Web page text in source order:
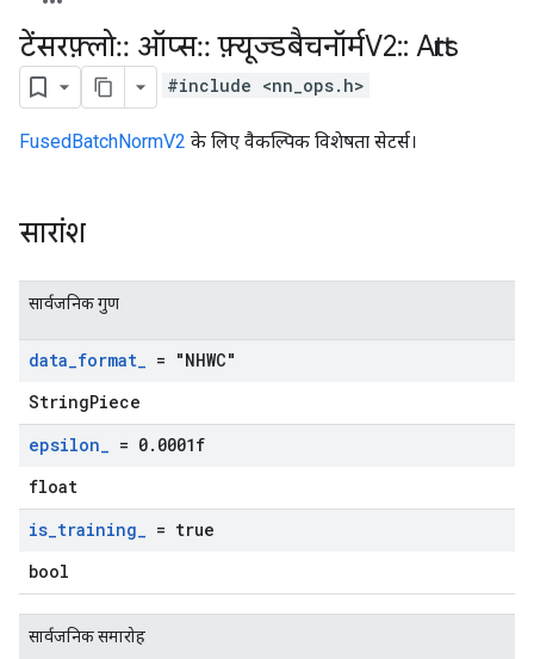
टेंसरफ़्लो:: ऑप्स:: फ़्यूज्डबैचनॉर्मV2:: Attrs
#include <nn_ops.h>
FusedBatchNormV2 के लिए वैकल्पिक विशेषता सेटर्स।
सारांश
सार्वजनिक गुण
data_format_ = "NHWC"
StringPiece
epsilon_ = 0. 0001f
float
is_training_ = true
bool
सार्वजनिक समारोह